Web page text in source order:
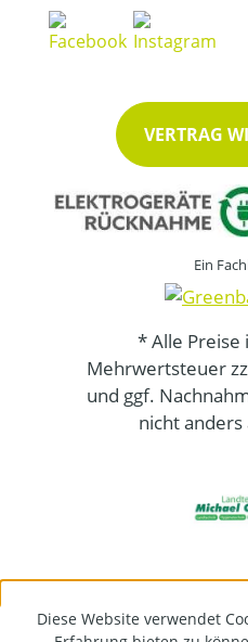
VERTRAG
Ein
* Alle Preise
Mehrwertsteuer
und ggf.
nicht anders
Diese Website verwendet